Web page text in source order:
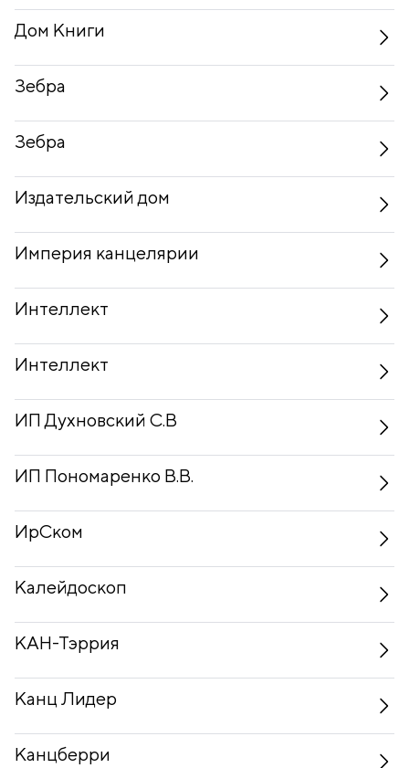
Дом Книги
Зебра
Зебра
Издательский дом
Империя канцелярии
Интеллект
Интеллект
ИП Духновский С.В
ИП Пономаренко В.В.
ИрСком
Калейдоскоп
КАН-Тэррия
Канц Лидер
Канцберри